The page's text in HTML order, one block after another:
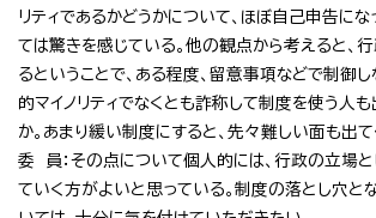
リティであるかどうかについて、ほぼ自己申告に
ては驚きを感じている。他の観点から考えると、
るということで、ある程度、留意事項などで制御し
的マイノリティでなくとも詐称して制度を使う人
か。あまり緩い制度にすると、先々難しい面も出て
委 員：その点について個人的には、行政の立場
ていく方がよいと思っている。制度の落とし穴と